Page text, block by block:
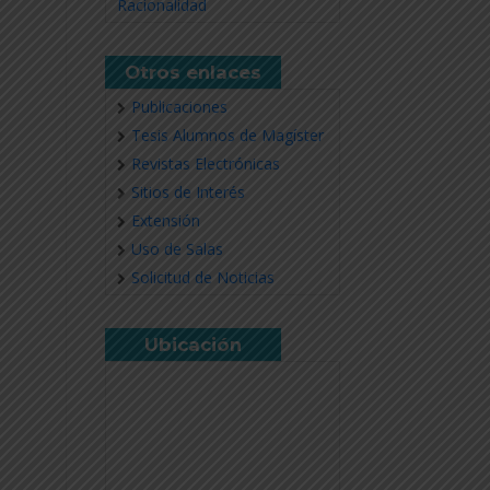
Racionalidad
Otros enlaces
Publicaciones
Tesis Alumnos de Magíster
Revistas Electrónicas
Sitios de Interés
Extensión
Uso de Salas
Solicitud de Noticias
Ubicación